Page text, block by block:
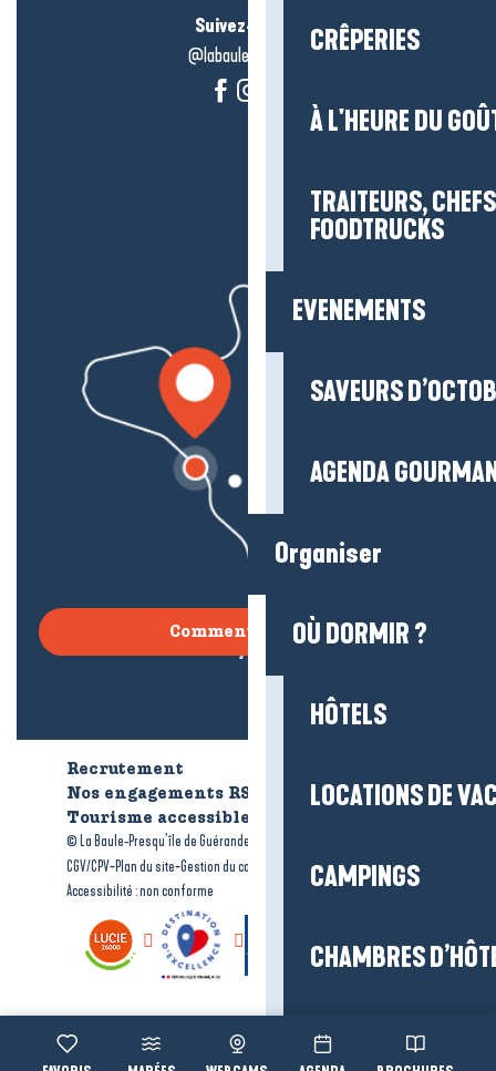
CRÊPERIES
À L'HEURE DU
TRAITEURS,
FOODTRUCKS
EVENEMENTS
SAVEURS
AGENDA
Organiser
OÙ DORMIR ?
HÔTELS
LOCATIONS DE
CAMPINGS
CHAMBRES
VILLAGES ET
Suivez-nous !
@labauleguérande
Comment venir ?
Recrutement
Nos engagements RSE
Tourisme accessible
© La Baule-Presqu’île de Guérande tourisme
CGV/CPV-Plan du site-Gestion du consentement-
Accessibilité : non conforme